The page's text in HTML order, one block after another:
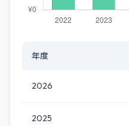
年度
2026
2025